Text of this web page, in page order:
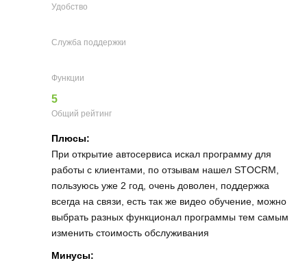
Удобство
Служба поддержки
Функции
5
Общий рейтинг
Плюсы:
При открытие автосервиса искал программу для
работы с клиентами, по отзывам нашел STOCRM,
пользуюсь уже 2 год, очень доволен, поддержка
всегда на связи, есть так же видео обучение, можно
выбрать разных функционал программы тем самым
изменить стоимость обслуживания
Минусы: